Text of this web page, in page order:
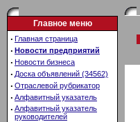
Главное меню
· Главная страница
· Новости предприятий
· Новости бизнеса
· Доска объявлений (34562)
· Отраслевой рубрикатор
· Алфавитный указатель
· Алфавитный указатель
руководителей